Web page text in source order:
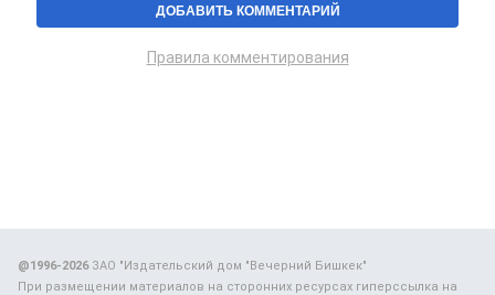
Правила комментирования
@1996-2026ЗАО "Издательский дом "Вечерний Бишкек"
При размещении материалов на сторонних ресурсах гиперссылка на